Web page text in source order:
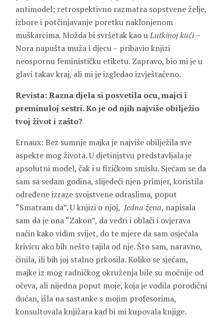
antimodel; retrospektivno razmatra sopstvene želje,
izbore i potčinjavanje poretku naklonjenom
muškarcima. Možda bi svršetak kao uLutkinoj kući–
Nora napušta muža i djecu – pribavio knjizi
neospornu feminističku etiketu. Zapravo, bio mi je u
glavi takav kraj, ali mi je izgledao izvještačeno.
Revista: Razna djela si posvetila ocu, majci i
preminuloj sestri. Ko je od njih najviše obilježio
tvoj život i zašto?
Ernaux: Bez sumnje majka je najviše obilježila sve
aspekte mog života. U djetinjstvu predstavljala je
apsolutni model, čak i u fizičkom smislu. Sjećam se da
sam sa sedam godina, slijedeći njen primjer, koristila
određene izraze svojstvene odraslima, poput
“Smatram da”. U knjizi o njoj, Jedna žena, napisala
sam da je ona “Zakon”, da vedri i oblači i ovjerava
način kako vidim svijet, do te mjere da sam osjećala
krivicu ako bih nešto tajila od nje. Što sam, naravno,
činila, ili bih joj stalno prkosila. Koliko se sjećam,
majke iz mog radničkog okruženja bile su moćnije od
očeva, ali nijedna poput moje, koja je vodila porodični
dućan, išla na sastanke s mojim profesorima,
konsultovala knjižara kad bi mi kupovala knjige.